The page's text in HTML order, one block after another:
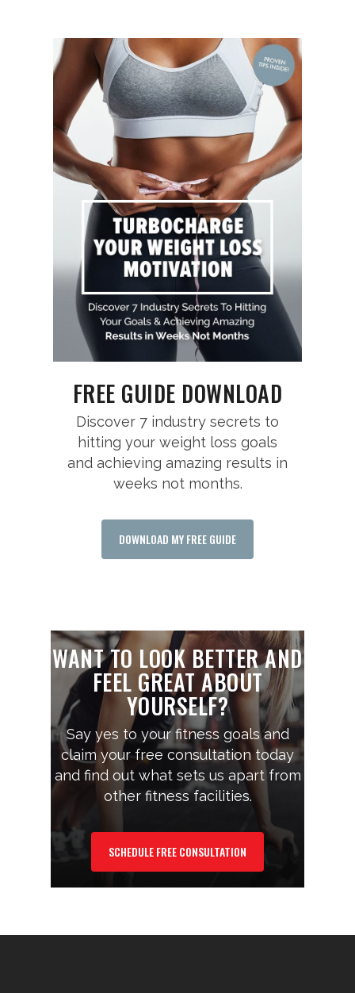
FREE GUIDE DOWNLOAD
Discover 7 industry secrets to
hitting your weight loss goals
and achieving amazing results in
weeks not months.
DOWNLOAD MY FREE GUIDE
WANT TO LOOK BETTER AND
FEEL GREAT ABOUT
YOURSELF?
Say yes to your fitness goals and
claim your free consultation today
and find out what sets us apart from
other fitness facilities.
SCHEDULE FREE CONSULTATION